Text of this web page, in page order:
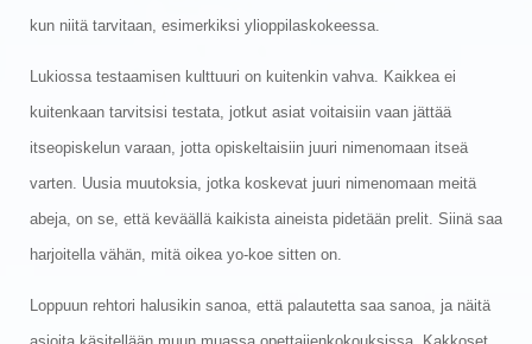
kun niitä tarvitaan, esimerkiksi ylioppilaskokeessa.
Lukiossa testaamisen kulttuuri on kuitenkin vahva. Kaikkea ei
kuitenkaan tarvitsisi testata, jotkut asiat voitaisiin vaan jättää
itseopiskelun varaan, jotta opiskeltaisiin juuri nimenomaan itseä
varten. Uusia muutoksia, jotka koskevat juuri nimenomaan meitä
abeja, on se, että keväällä kaikista aineista pidetään prelit. Siinä saa
harjoitella vähän, mitä oikea yo-koe sitten on.
Loppuun rehtori halusikin sanoa, että palautetta saa sanoa, ja näitä